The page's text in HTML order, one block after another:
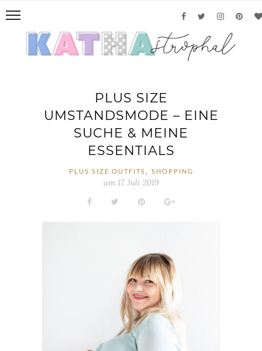
PLUS SIZE
UMSTANDSMODE – EINE
SUCHE & MEINE
ESSENTIALS
PLUS SIZE OUTFITS, SHOPPING
am17. Juli 2019